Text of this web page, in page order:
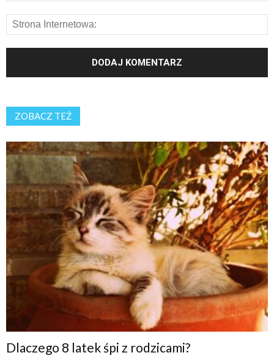
ZOBACZ TEŻ
Dlaczego 8 latek śpi z rodzicami?